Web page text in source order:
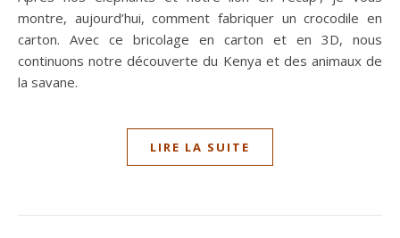
montre, aujourd’hui, comment fabriquer un crocodile en
carton. Avec ce bricolage en carton et en 3D, nous
continuons notre découverte du Kenya et des animaux de
la savane.
LIRE LA SUITE